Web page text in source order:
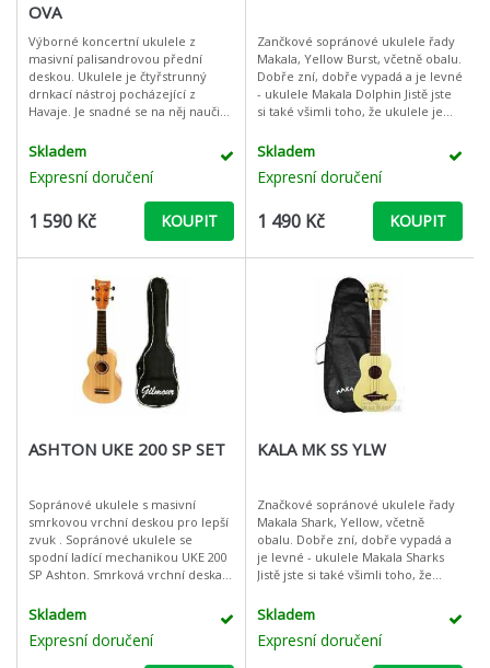
OVA
Výborné koncertní ukulele z
masivní palisandrovou přední
deskou. Ukulele je čtyřstrunný
drnkací nástroj pocházející z
Havaje. Je snadné se na něj naučit
nástroj pro děti i dospělé. Ideální
Skladem
Expresní doručení
1 590 Kč KOUPIT
Zančkové sopránové ukulele řady
Makala, Yellow Burst, včetně obalu.
Dobře zní, dobře vypadá a je levné
- ukulele Makala Dolphin Jistě jste
si také všimli toho, že ukulele je
i zač
Skladem
Expresní doručení
1 490 Kč KOUPIT
ASHTON UKE 200 SP SET
Sopránové ukulele s masivní
smrkovou vrchní deskou pro lepší
zvuk . Sopránové ukulele se
spodní ladící mechanikou UKE 200
SP Ashton. Smrková vrchní deska
kvaltní zvukLuby a záď z
Skladem
Expresní doručení
KALA MK SS YLW
Značkové sopránové ukulele řady
Makala Shark, Yellow, včetně
obalu. Dobře zní, dobře vypadá a
je levné - ukulele Makala Sharks
Jistě jste si také všimli toho, že
Není divu, i začá
Skladem
Expresní doručení